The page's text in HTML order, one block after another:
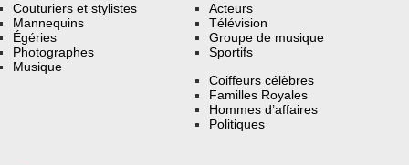
Couturiers et stylistes
Mannequins
Égéries
Photographes
Musique
Acteurs
Télévision
Groupe de musique
Sportifs
Coiffeurs célèbres
Familles Royales
Hommes d’affaires
Politiques